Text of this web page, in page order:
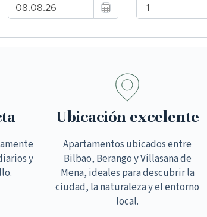
y
Ubicación excelente
Apartamentos ubicados entre
Bilbao, Berango y Villasana de
Mena, ideales para descubrir la
ciudad, la naturaleza y el entorno
local.